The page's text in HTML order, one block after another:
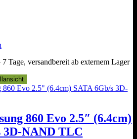
7 Tage, versandbereit ab externem Lager
860 Evo 2.5″ (6.4cm)
3D-NAND TLC